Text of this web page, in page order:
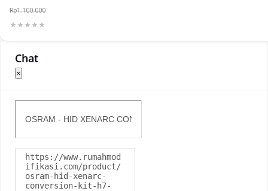
Rp1.100.000
Chat
×